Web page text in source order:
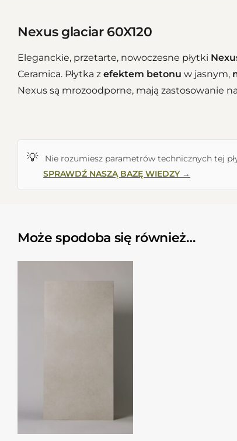
Nexus glaciar 60X120
Eleganckie, przetarte, nowoczesne płytki
Ceramica. Płytka z efektem betonu w jasnym,
Nexus są mrozoodporne, mają zastosowanie
💡 Nie rozumiesz parametrów technicznych tej
SPRAWDŹ NASZĄ BAZĘ WIEDZY →
Może spodoba się również…